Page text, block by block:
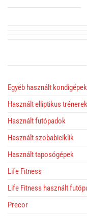
Egyéb használt kondigépek
Használt elliptikus trénerek
Használt futópadok
Használt szobabiciklik
Használt taposógépek
Life Fitness
Life Fitness használt
Precor